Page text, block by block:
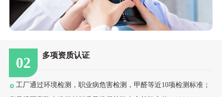
02 多项资质认证
工厂通过环境检测，职业病危害检测，甲醛等近10项检测标准；